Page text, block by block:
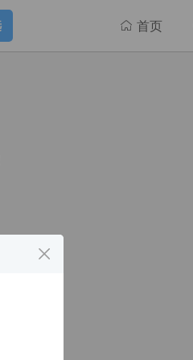
 首页
